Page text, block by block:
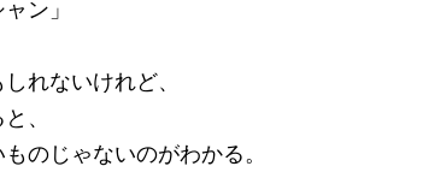
ン」
れないけれど、
、
のじゃないのがわかる。